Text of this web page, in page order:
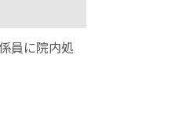
員に院内処